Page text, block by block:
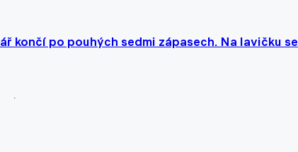
končí po pouhých sedmi zápasech. Na lavičku se